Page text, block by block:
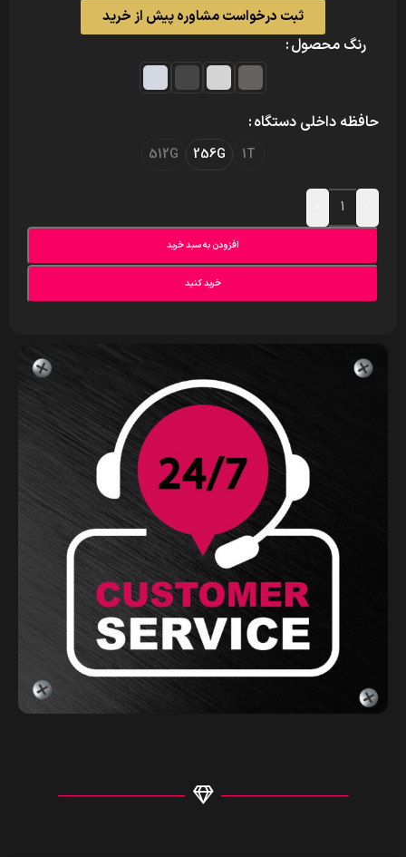
ثبت درخواست مشاوره پیش از خرید
رنگ محصول
حافظه داخلی دستگاه
1T
256G
512G
افزودن به سبد خرید
خرید کنید